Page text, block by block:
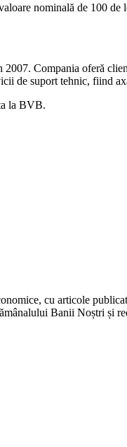
nominală de 100
Compania oferă
de suport tehnic, fiind
la BVB.
cu articole
Banii Noștri și